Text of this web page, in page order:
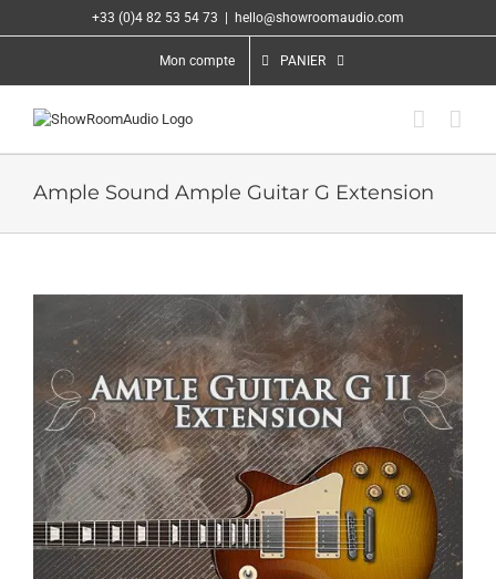
au
+33 (0)4 82 53 54 73 hello@showroomaudio.com
Mon compte PANIER
Ample Sound Ample Guitar G Extension